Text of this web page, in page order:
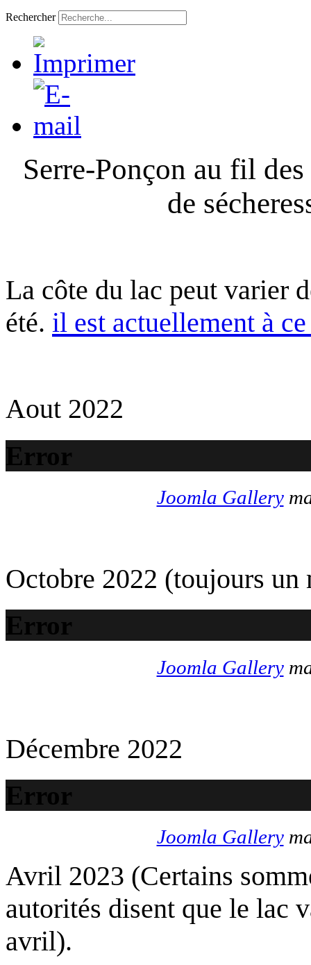
Rechercher
Serre-Ponçon au fil
de
La côte du lac peut varier
été. il est actuellement à
Aout 2022
Error
Joomla Gallery
Octobre 2022 (toujours un
Error
Joomla Gallery
Décembre 2022
Error
Joomla Gallery
Avril 2023 (Certains
autorités disent que le lac
avril).